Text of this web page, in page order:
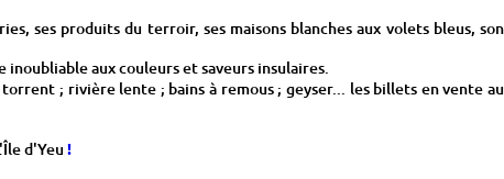
ses produits du terroir, ses maisons blanches aux volets bleus, son
aux couleurs et saveurs insulaires.
; rivière lente ; bains à remous ; geyser... les billets en vente au
d'Yeu !